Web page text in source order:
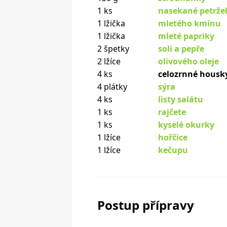
1 ks
nasekané
1 lžička
mletého kmínu
1 lžička
mleté papriky
2 špetky
soli a pepře
2 lžíce
olivového oleje
4 ks
celozrnné
4 plátky
sýra
4 ks
listy salátu
1 ks
rajčete
1 ks
kyselé okurky
1 lžíce
hořčice
1 lžíce
kečupu
Postup přípravy